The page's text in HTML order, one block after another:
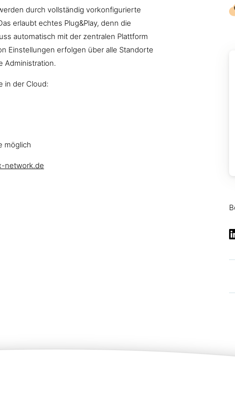
durch vollständig vorkonfigurierte
erlaubt echtes Plug&Play, denn die
automatisch mit der zentralen Plattform
Einstellungen erfolgen über alle Standorte
Administration.
in der Cloud:
möglich
network.de